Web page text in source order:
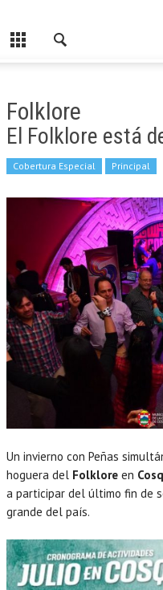
Folklore
El Folklore está
Cobertura Especial Principal
Un invierno con Peñas
hoguera del Folklore en
a participar del último fin de
grande del país.